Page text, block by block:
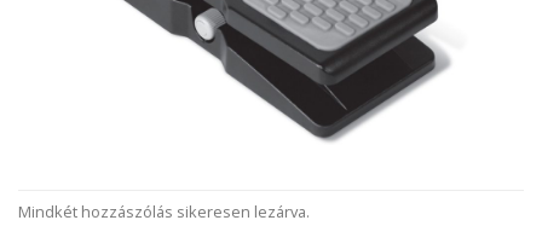
Mindkét hozzászólás sikeresen lezárva.